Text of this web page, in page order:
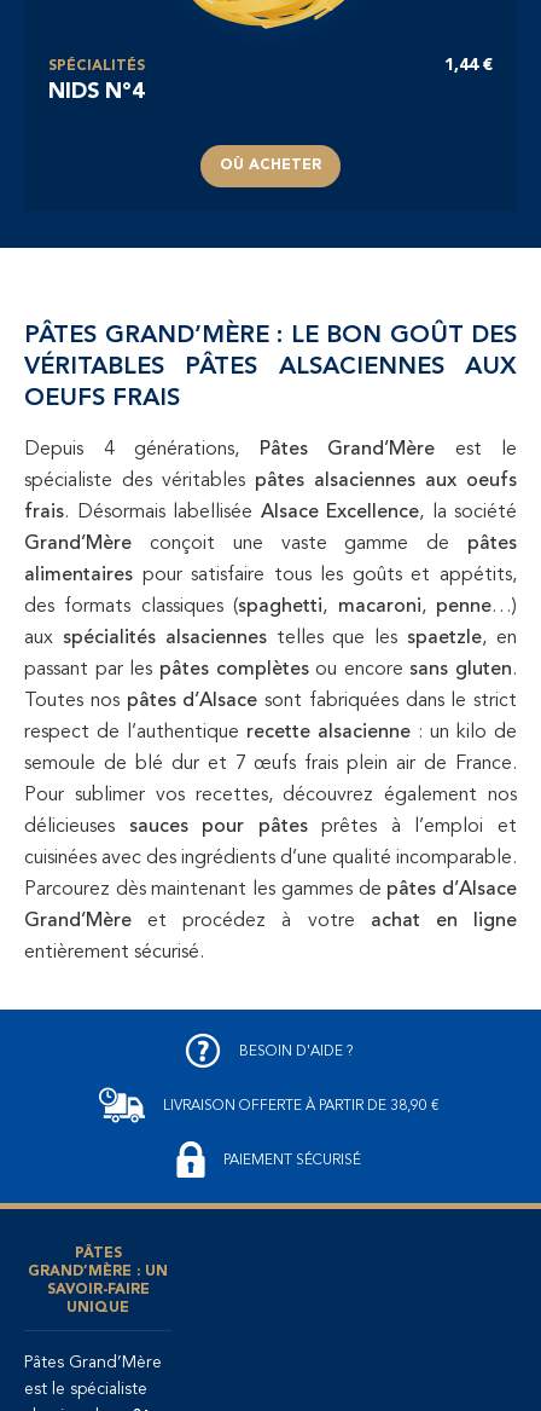
SPÉCIALITÉS 1,44 €
NIDS N°4
OÙ ACHETER
PÂTES GRAND’MÈRE : LE BON GOÛT DES
VÉRITABLES PÂTES ALSACIENNES AUX
OEUFS FRAIS
Depuis 4 générations, Pâtes Grand’Mère est le
spécialiste des véritables pâtes alsaciennes aux oeufs
frais. Désormais labellisée Alsace Excellence, la société
Grand’Mère conçoit une vaste gamme de pâtes
alimentaires pour satisfaire tous les goûts et appétits,
des formats classiques (spaghetti, macaroni, penne…)
aux spécialités alsaciennestelles que les spaetzle, en
passant par les pâtes complètesou encore sans gluten.
Toutes nos pâtes d’Alsace sont fabriquées dans le strict
respect de l’authentique recette alsacienne : un kilo de
semoule de blé dur et 7 œufs frais plein air de France.
Pour sublimer vos recettes, découvrez également nos
délicieuses sauces pour pâtesprêtes à l’emploi et
cuisinées avec des ingrédients d’une qualité incomparable.
Parcourez dès maintenant les gammes de pâtes d’Alsace
Grand’Mère et procédez à votre achat en ligne
entièrement sécurisé.
BESOIN D'AIDE ?
LIVRAISON OFFERTE À PARTIR DE 38,90 €
PAIEMENT SÉCURISÉ
PÂTES
GRAND’MÈRE : UN
SAVOIR-FAIRE
UNIQUE
Pâtes Grand’Mère
est le spécialiste